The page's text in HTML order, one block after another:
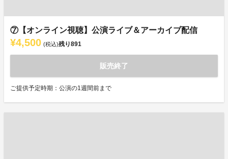
⑦【オンライン視聴】公演ライブ＆アーカイブ配信
¥4,500 (税込)残り891
販売終了
ご提供予定時期：公演の1週間前まで